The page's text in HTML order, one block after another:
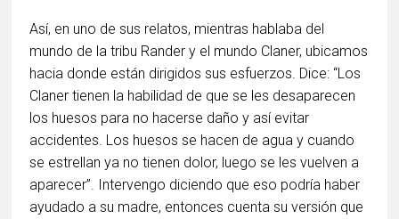
Así, en uno de sus relatos, mientras hablaba del
mundo de la tribu Rander y el mundo Claner, ubicamos
hacia donde están dirigidos sus esfuerzos. Dice: “Los
Claner tienen la habilidad de que se les desaparecen
los huesos para no hacerse daño y así evitar
accidentes. Los huesos se hacen de agua y cuando
se estrellan ya no tienen dolor, luego se les vuelven a
aparecer”. Intervengo diciendo que eso podría haber
ayudado a su madre, entonces cuenta su versión que